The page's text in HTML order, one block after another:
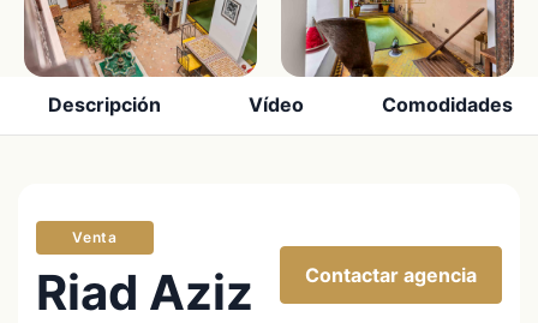
Descripción Vídeo Comodidades
Venta
Riad Aziz Contactar agencia